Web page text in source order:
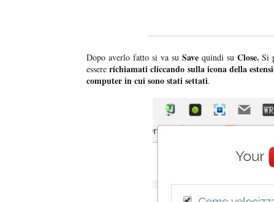
Dopo averlo fatto si va su Savequindi suClose. Si
essererichiamati cliccando sulla icona della
computer in cui sono stati settati.